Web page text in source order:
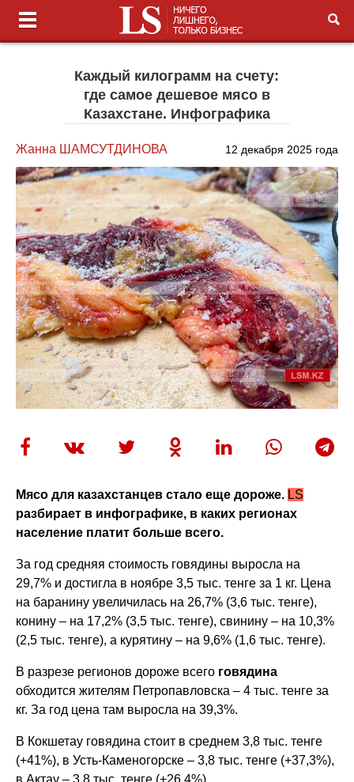
Каждый килограмм на счету:
где самое дешевое мясо в
Казахстане. Инфографика
Жанна ШАМСУТДИНОВА 12 декабря 2025 года
Мясо для казахстанцев стало еще дороже. LS
разбирает в инфографике, в каких регионах
население платит больше всего.
За год средняя стоимость говядины выросла на
29,7% и достигла в ноябре 3,5 тыс. тенге за 1 кг. Цена
на баранину увеличилась на 26,7% (3,6 тыс. тенге),
конину – на 17,2% (3,5 тыс. тенге), свинину – на 10,3%
(2,5 тыс. тенге), а курятину – на 9,6% (1,6 тыс. тенге).
В разрезе регионов дороже всего говядина
обходится жителям Петропавловска – 4 тыс. тенге за
кг. За год цена там выросла на 39,3%.
В Кокшетау говядина стоит в среднем 3,8 тыс. тенге
(+41%), в Усть-Каменогорске – 3,8 тыс. тенге (+37,3%),
в Актау – 3,8 тыс. тенге (+26,4%).